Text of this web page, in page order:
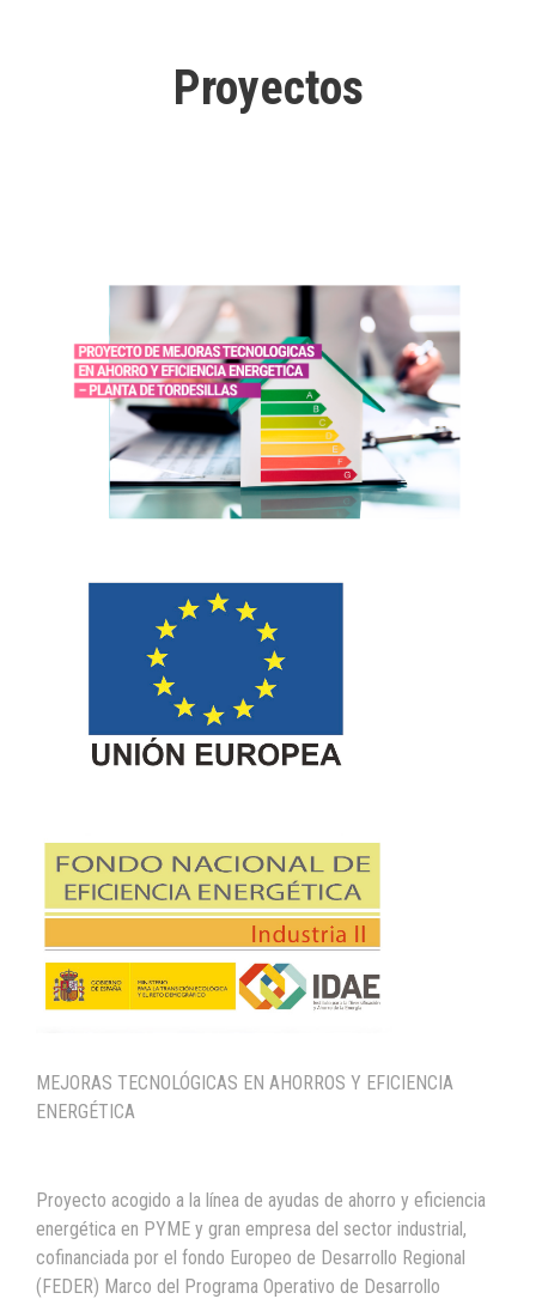
Proyectos
MEJORAS TECNOLÓGICAS EN AHORROS Y EFICIENCIA
ENERGÉTICA
Proyecto acogido a la línea de ayudas de ahorro y eficiencia
energética en PYME y gran empresa del sector industrial,
cofinanciada por el fondo Europeo de Desarrollo Regional
(FEDER) Marco del Programa Operativo de Desarrollo